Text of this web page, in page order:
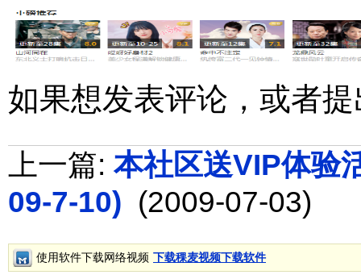
如果想发表评论，或者
上一篇: 本社区送VIP体验
09-7-10) (2009-07-03)
使用软件下载网络视频 下载稞麦视频下载软件